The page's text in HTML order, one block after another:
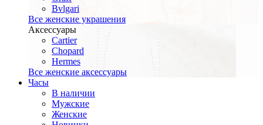
Bvlgari
Все женские украшения
Аксессуары
Cartier
Chopard
Hermes
Все женские аксессуары
Часы
В наличии
Мужские
Женские